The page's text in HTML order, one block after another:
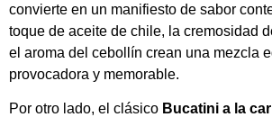
convierte en un manifiesto de sabor
toque de aceite de chile, la cremosidad
el aroma del cebollín crean una mezcla
provocadora y memorable.
Por otro lado, el clásico Bucatini a la